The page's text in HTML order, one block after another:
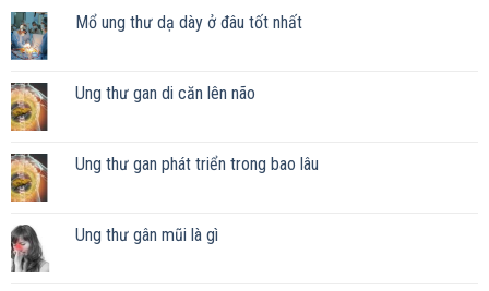
Mổ ung thư dạ dày ở đâu tốt nhất
Ung thư gan di căn lên não
Ung thư gan phát triển trong bao lâu
Ung thư gân mũi là gì